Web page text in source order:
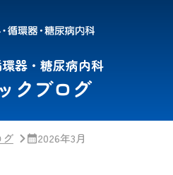
器・糖尿病内科
クブログ
グ 2026年3月